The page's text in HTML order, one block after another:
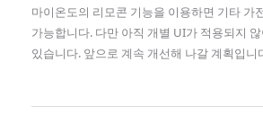
마이온도의 리모콘 기능을 이용하면 기타 가
가능합니다. 다만 아직 개별 UI가 적용되지
있습니다. 앞으로 계속 개선해 나갈 계획입니